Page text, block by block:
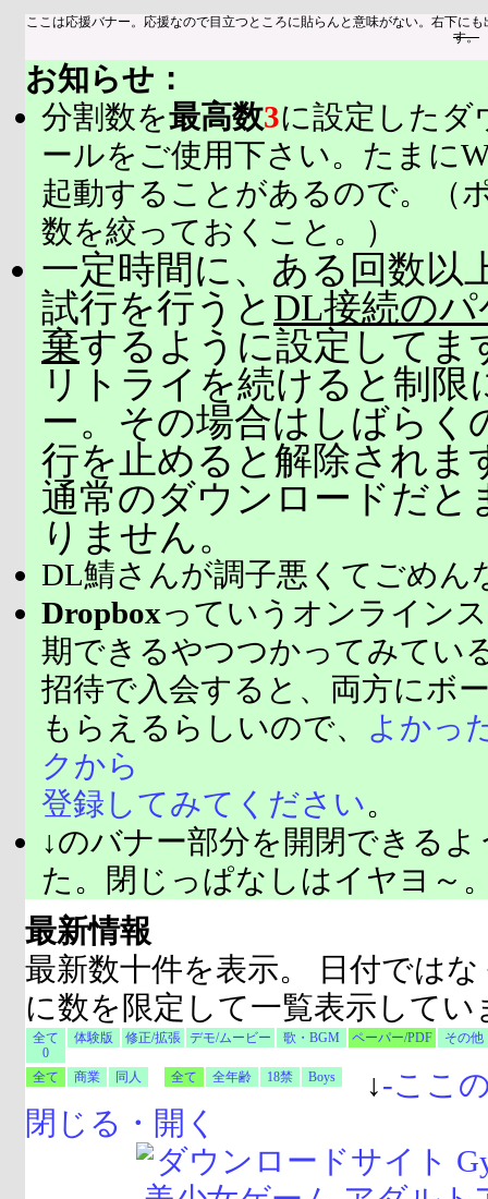
ここは応援バナー。応援なので目立つところに貼らんと意味がない。右下に
す。
お知らせ：
分割数を最高数3に設定したダ
ールをご使用下さい。たまに
起動することがあるので。（
数を絞っておくこと。）
一定時間に、ある回数以
試行を行うと DL接続の
棄するように設定してま
リトライを続けると制限
ー。その場合はしばらく
行を止めると解除されま
通常のダウンロードだと
りません。
DL鯖さんが調子悪くてごめん
Dropboxっていうオンライン
期できるやつつかってみてい
招待で入会すると、両方にボ
もらえるらしいので、
よかっ
クから
登録してみてください。
↓のバナー部分を開閉できる
た。閉じっぱなしはイヤヨ～
最新情報
最新数十件を表示。 日付では
に数を限定して一覧表示してい
全て
0
体験版 修正/拡張 デモ/ムービー 歌・BGM ペーパー/PDF その他
全て 商業 同人 全て 全年齢 18禁 Boys ↓-ここ
閉じる・開く